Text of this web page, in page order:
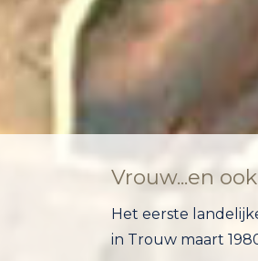
Vrouw...en
Het eerste
in Trouw maart